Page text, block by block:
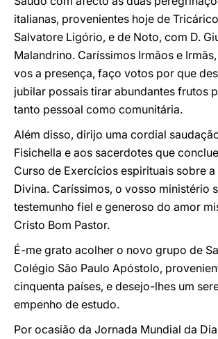
italianas, provenientes hoje de
Salvatore Ligório, e de Noto, com D.
Malandrino. Caríssimos Irmãos e
vos a presença, faço votos por que
jubilar possais tirar abundantes frutos
tanto pessoal como comunitária.
Além disso, dirijo uma cordial
Fisichella e aos sacerdotes que
Curso de Exercícios espirituais sobre
Divina. Caríssimos, o vosso ministério
testemunho fiel e generoso do amor
Cristo Bom Pastor.
É-me grato acolher o novo grupo de
Colégio São Paulo Apóstolo,
cinquenta países, e desejo-lhes um
empenho de estudo.
Por ocasião da Jornada Mundial da